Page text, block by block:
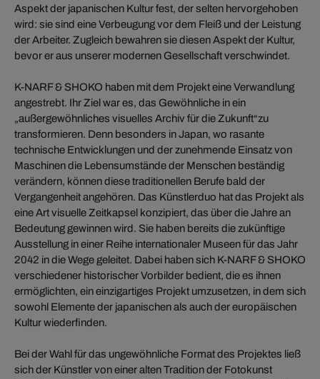
Aspekt der japanischen Kultur fest, der selten hervorgehoben
wird: sie sind eine Verbeugung vor dem Fleiß und der Leistung
der Arbeiter. Zugleich bewahren sie diesen Aspekt der Kultur,
bevor er aus unserer modernen Gesellschaft verschwindet.
K-NARF & SHOKO haben mit dem Projekt eine Verwandlung
angestrebt. Ihr Ziel war es, das Gewöhnliche in ein
„außergewöhnliches visuelles Archiv für die Zukunft“zu
transformieren. Denn besonders in Japan, wo rasante
technische Entwicklungen und der zunehmende Einsatz von
Maschinen die Lebensumstände der Menschen beständig
verändern, können diese traditionellen Berufe bald der
Vergangenheit angehören. Das Künstlerduo hat das Projekt als
eine Art visuelle Zeitkapsel konzipiert, das über die Jahre an
Bedeutung gewinnen wird. Sie haben bereits die zukünftige
Ausstellung in einer Reihe internationaler Museen für das Jahr
2042 in die Wege geleitet. Dabei haben sich K-NARF & SHOKO
verschiedener historischer Vorbilder bedient, die es ihnen
ermöglichten, ein einzigartiges Projekt umzusetzen, in dem sich
sowohl Elemente der japanischen als auch der europäischen
Kultur wiederfinden.
Bei der Wahl für das ungewöhnliche Format des Projektes ließ
sich der Künstler von einer alten Tradition der Fotokunst